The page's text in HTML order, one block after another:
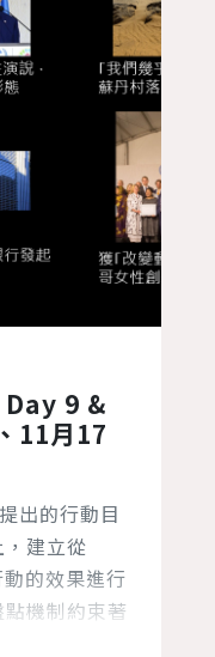
Day 9 &
11月17
出的行動目
建立從
的效果進行
機制約束著